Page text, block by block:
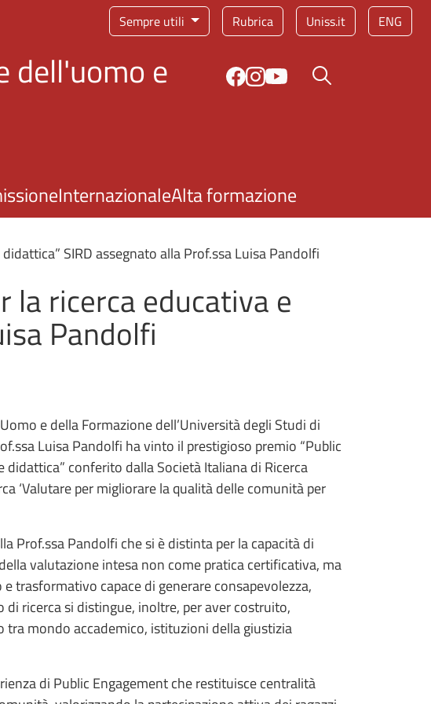
Sempre utili Rubrica Uniss.it ENG
dell'uomo e Bottone cerca
InternazionaleAlta formazione
SIRD assegnato alla Prof.ssa Luisa Pandolfi
la ricerca educativa e
Pandolfi
e della Formazione dell’Università degli Studi di
Luisa Pandolfi ha vinto il prestigioso premio “Public
didattica” conferito dalla Società Italiana di Ricerca
‘Valutare per migliorare la qualità delle comunità per
Prof.ssa Pandolfi che si è distinta per la capacità di
valutazione intesa non come pratica certificativa, ma
trasformativo capace di generare consapevolezza,
ricerca si distingue, inoltre, per aver costruito,
mondo accademico, istituzioni della giustizia
di Public Engagement che restituisce centralità